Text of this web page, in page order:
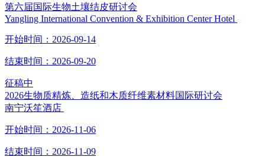
第六届国际生物土壤结皮研讨会
Yangling International Convention & Exhibition Center Hotel
开始时间： 2026-09-14
结束时间： 2026-09-20
征稿中
2026生物质精炼、造纸和木质纤维素材料国际研讨会
南宁沃笙酒店
开始时间： 2026-11-06
结束时间： 2026-11-09